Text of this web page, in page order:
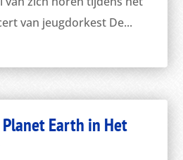
van jeugdorkest De...
Earth in Het